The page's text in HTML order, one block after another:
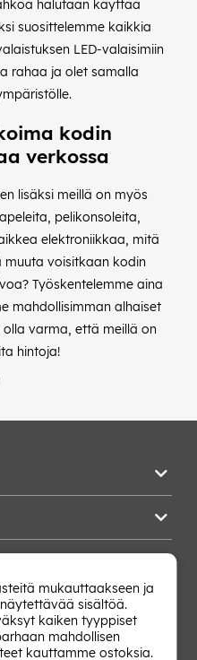
halutaan käyttää
suosittelemme kaikkia
LED-valaisimiin
rahaa ja olet samalla
kodin
verkossa
lisäksi meillä on myös
pelikonsoleita,
elektroniikkaa, mitä
voisitkaan kodin
Työskentelemme aina
mahdollisimman alhaiset
varma, että meillä on
hintoja!
mukauttaakseen ja
sisältöä.
kaiken tyyppiset
mahdollisen
kauttamme ostoksia.